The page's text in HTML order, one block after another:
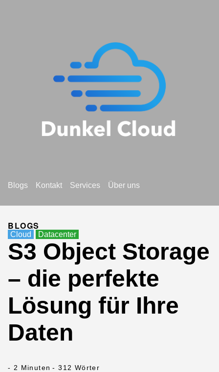
Blogs Kontakt Services Über uns
BLOGS
Cloud Datacenter
S3 Object Storage
– die perfekte
Lösung für Ihre
Daten
- 2 Minuten - 312 Wörter